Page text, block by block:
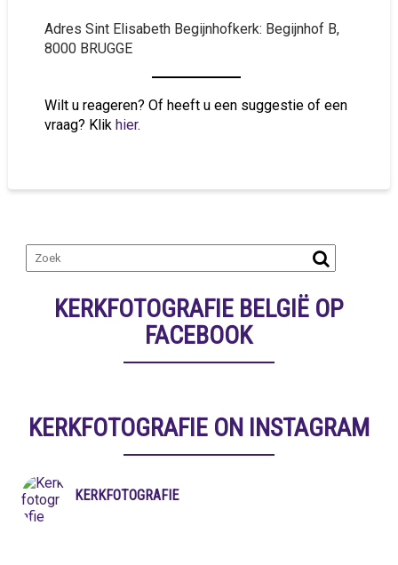
Adres Sint Elisabeth Begijnhofkerk: Begijnhof B,
8000 BRUGGE
Wilt u reageren? Of heeft u een suggestie of een
vraag? Klik hier.
KERKFOTOGRAFIE BELGIË OP
FACEBOOK
KERKFOTOGRAFIE ON INSTAGRAM
KERKFOTOGRAFIE